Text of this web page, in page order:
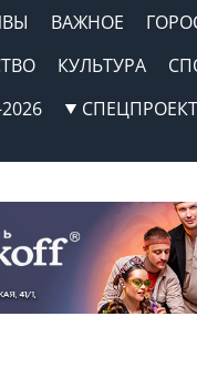
ВАЖНОЕ
КУЛЬТУРА